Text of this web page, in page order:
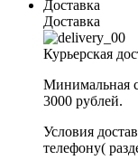
Доставка
Доставка
Курьерская
Минимальная
3000 рублей.
Условия
телефону(